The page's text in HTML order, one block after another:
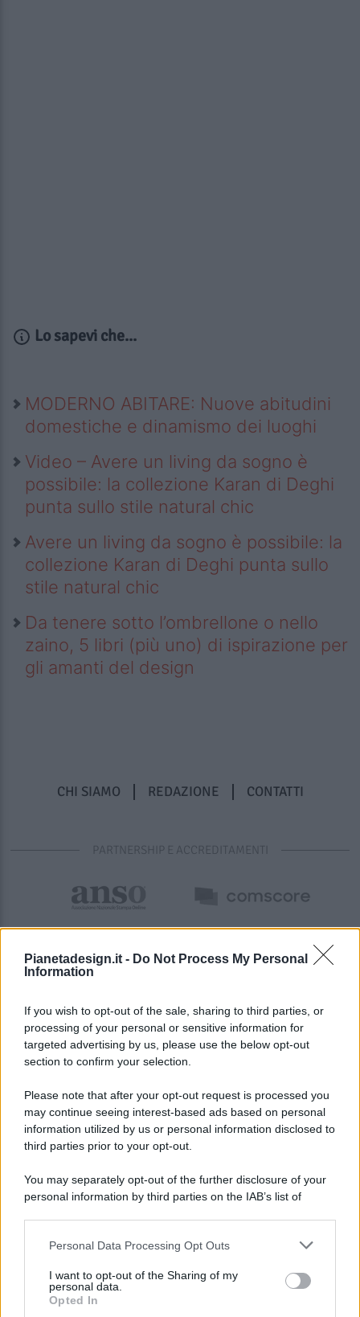
Pianetadesign.it - Do Not Process My Personal
Information
If you wish to opt-out of the sale, sharing to third parties, or
processing of your personal or sensitive information for
targeted advertising by us, please use the below opt-out
section to confirm your selection.
Please note that after your opt-out request is processed you
may continue seeing interest-based ads based on personal
information utilized by us or personal information disclosed to
third parties prior to your opt-out.
You may separately opt-out of the further disclosure of your
personal information by third parties on the IAB’s list of
This information may also be disclosed by us to third parties
disclose it to other third parties.
Personal Data Processing Opt Outs
I want to opt-out of the Sharing of my
personal data.
Opted In
Lo sapevi che...
MODERNO ABITARE: Nuove abitudini
domestiche e dinamismo dei luoghi
Video – Avere un living da sogno è
possibile: la collezione Karan di Deghi
punta sullo stile natural chic
Avere un living da sogno è possibile: la
collezione Karan di Deghi punta sullo
stile natural chic
Da tenere sotto l’ombrellone o nello
zaino, 5 libri (più uno) di ispirazione per
gli amanti del design
CHI SIAMO REDAZIONE CONTATTI
PARTNERSHIP E ACCREDITAMENTI
© 2026 - Pianeta Design - P.IVA 04827280654 - Testata
Registrata Al Tribunale Di Nocera Inferiore N. 8/2020 - RG N.
ISCRIZIONE AL ROC N. 35792 – ISCRITTA ALL’ANSO
(ASSOCIAZIONE NAZIONALE STAMPA ONLINE)
PREFERENZE PRIVACY